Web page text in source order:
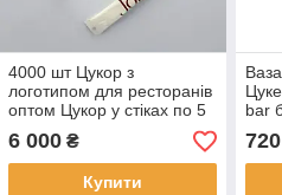
4000 шт Цукор з
логотипом для ресторанів
оптом Цукор у стіках по 5
грамів Цукор в упаковці з
лого
6 000₴
Купити
bar
720